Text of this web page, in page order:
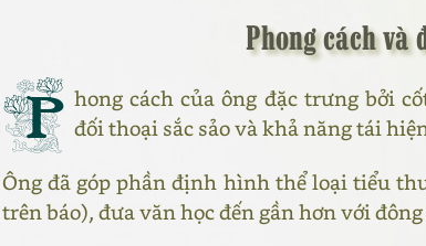
Phong cách và
P hong cách của ông đặc trưng bởi
đối thoại sắc sảo và khả năng tái
Ông đã góp phần định hình thể loại tiểu
trên báo), đưa văn học đến gần hơn với